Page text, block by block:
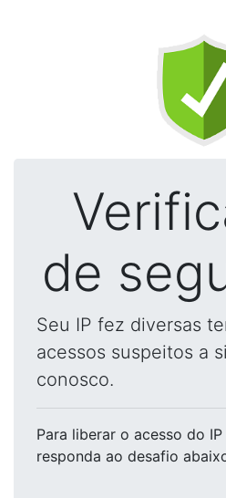
de
Seu IP fez diversas
acessos suspeitos a
conosco.
Para liberar o acesso do IP
responda ao desafio